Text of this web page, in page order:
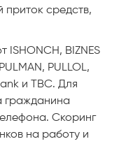
приток средств,
ISHONCH, BIZNES
PULLOL,
и TBC. Для
гражданина
Скоринг
на работу и